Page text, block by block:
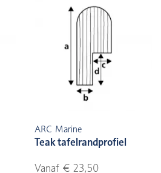
ARC Marine
Teak tafelrandprofiel
Vanaf € 23,50